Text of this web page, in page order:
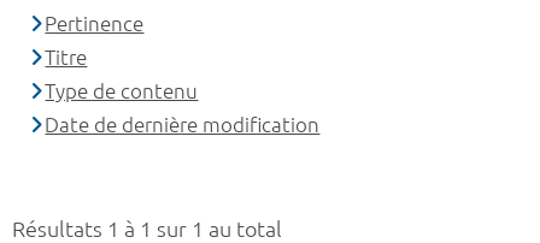
Résultats 1 à 1 sur 1 au total
Pertinence
Titre
Type de contenu
Date de dernière modification